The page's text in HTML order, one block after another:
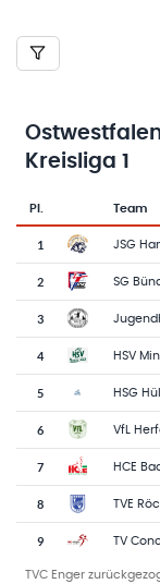
Kreisliga 1
Tabelle mit
Pl.
Team-Logo
Team
1
2 SG
3
4 HSV
5 HSG
6 VfL
7 HCE
8 TVE
9 TV
TVC Enger